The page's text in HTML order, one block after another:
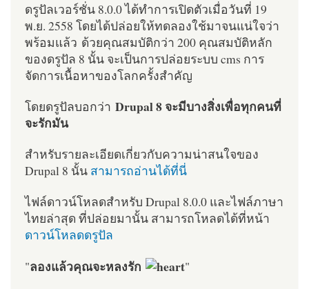
ดรูปัลเวอร์ชั่น 8.0.0 ได้ทำการเปิดตัวเมื่อวันที่ 19
พ.ย. 2558 โดยได้ปล่อยให้ทดลองใช้มาจนแน่ใจว่า
พร้อมแล้ว ด้วยคุณสมบัติกว่า 200 คุณสมบัติหลัก
ของดรูปัล 8 นั้น จะเป็นการปล่อยระบบ cms การ
จัดการเนื้อหาของโลกครั้งสำคัญ
โดยดรูปัลบอกว่า Drupal 8 จะมีบางสิ่งเพื่อทุกคนที่
จะรักมัน
สำหรับรายละเอียดเกี่ยวกับความน่าสนใจของ
Drupal 8 นั้น สามารถอ่านได้ที่นี่
ไฟล์ดาวน์โหลดสำหรับ Drupal 8.0.0 และไฟล์ภาษา
ไทยล่าสุด ที่ปล่อยมานั้น สามารถโหลดได้ที่หน้า
ดาวน์โหลดดรูปัล
"ลองแล้วคุณจะหลงรัก "